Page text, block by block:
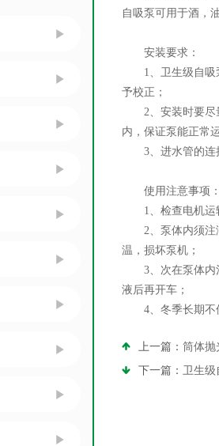
自吸泵可用于酒，
安装要求：
1、卫生级自吸泵
予校正；
2、安装时要尽量
内，保证泵能正常
3、进水管的连接
使用注意事项
1、检查电机运转
2、泵体内须注满
温，损坏泵机；
3、次在泵体内注
液后再开车；
4、冬季长期不使
上一篇： 筒体抛
下一篇： 卫生级